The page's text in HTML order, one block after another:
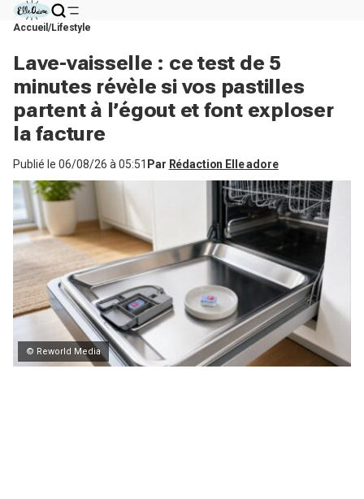
Accueil Lifestyle
Lave-vaisselle : ce test de 5
minutes révèle si vos pastilles
partent à l’égout et font exploser
la facture
Publié le 06/08/26 à 05:51 Par Rédaction Elle adore
© Reworld Media